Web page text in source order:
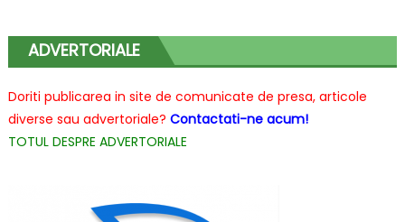
articole
ADVERTORIALE
Doriti publicarea in site de comunicate de presa, articole
diverse sau advertoriale? Contactati-ne acum!
TOTUL DESPRE ADVERTORIALE